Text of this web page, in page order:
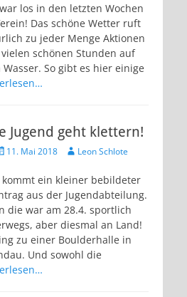
los in den letzten Wochen
Das schöne Wetter ruft
zu jeder Menge Aktionen
schönen Stunden auf
Wasser. So gibt es hier einige
Jugend geht klettern!
11. Mai 2018 AutorLeon Schlote
kommt ein kleiner bebildeter
aus der Jugendabteilung.
die war am 28.4. sportlich
aber diesmal an Land!
zu einer Boulderhalle in
Und sowohl die